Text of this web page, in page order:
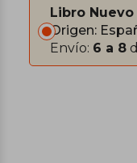
Libro Nuevo
Origen:
Envío: 6 a 8